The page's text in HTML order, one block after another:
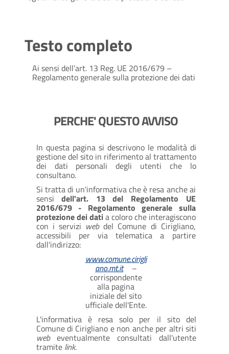
Testo completo
Ai sensi dell’art. 13 Reg. UE 2016/679 –
Regolamento generale sulla protezione dei dati
PERCHE' QUESTO AVVISO
In questa pagina si descrivono le modalità di
gestione del sito in riferimento al trattamento
dei dati personali degli utenti che lo
consultano.
Si tratta di un'informativa che è resa anche ai
sensidell'art. 13 del Regolamento UE
2016/679 - Regolamento generale sulla
protezione dei datia coloro che interagiscono
con i servizi webdel Comune di Cirigliano,
accessibili per via telematica a partire
dall'indirizzo:
www.comune.cirigli
ano.mt.it –
corrispondente
alla pagina
iniziale del sito
ufficiale dell'Ente.
L'informativa è resa solo per il sito del
Comune di Cirigliano e non anche per altri siti
webeventualmente consultati dall'utente
tramite link.